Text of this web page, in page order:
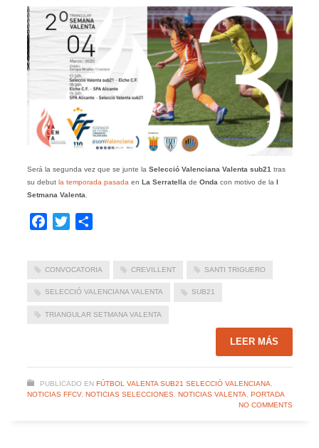
Será la segunda vez que se junte la Selecció Valenciana Valenta sub21 tras
su debut la temporada pasada en La Serratella de Onda con motivo de la I
Setmana Valenta
Facebook
Twitter
CONVOCATORIA CREVILLENT SANTI TRIGUERO
SELECCIÓ VALENCIANA VALENTA SUB21
TRIANGULAR SETMANA VALENTA
LEER MÁS
PUBLICADO EN FÚTBOL VALENTA SUB21 SELECCIÓ VALENCIANA
NOTICIAS FFCV, NOTICIAS SELECCIONES, NOTICIAS VALENTA
PORTADA
NO COMMENTS